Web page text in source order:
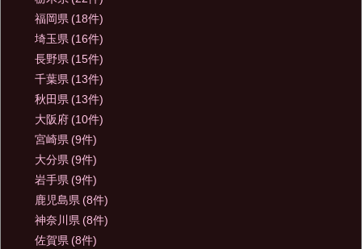
福岡県 (18件)
埼玉県 (16件)
長野県 (15件)
千葉県 (13件)
秋田県 (13件)
大阪府 (10件)
宮崎県 (9件)
大分県 (9件)
岩手県 (9件)
鹿児島県 (8件)
神奈川県 (8件)
佐賀県 (8件)